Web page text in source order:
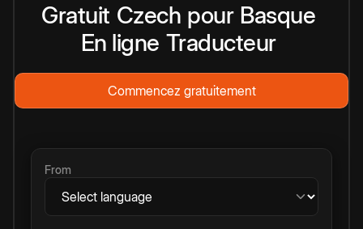
Gratuit Czech pour Basque
En ligne Traducteur
Commencez gratuitement
From